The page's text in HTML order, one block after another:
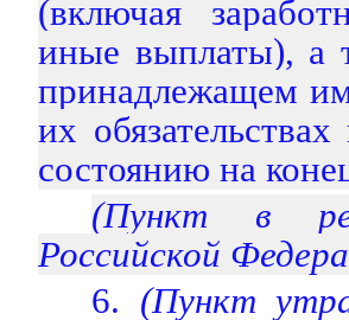
(включая
иные выплаты), а
принадлежащем
их
состоянию на
(Пункт в
Российской
6. (Пункт